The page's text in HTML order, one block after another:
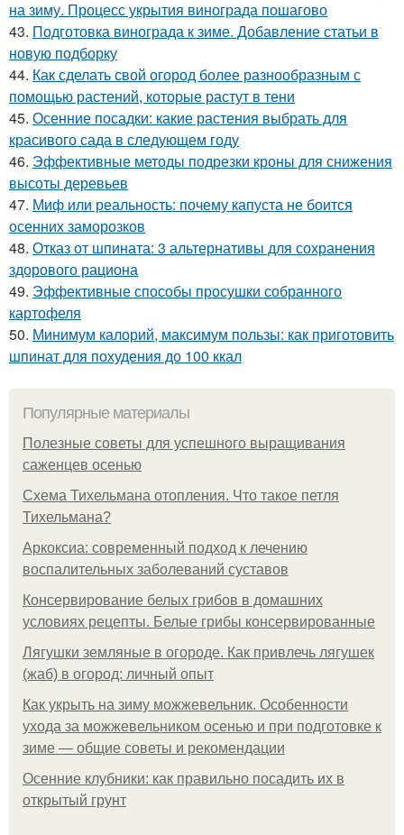
на зиму. Процесс укрытия винограда пошагово
43. Подготовка винограда к зиме. Добавление статьи в
новую подборку
44. Как сделать свой огород более разнообразным с
помощью растений, которые растут в тени
45. Осенние посадки: какие растения выбрать для
красивого сада в следующем году
46. Эффективные методы подрезки кроны для снижения
высоты деревьев
47. Миф или реальность: почему капуста не боится
осенних заморозков
48. Отказ от шпината: 3 альтернативы для сохранения
здорового рациона
49. Эффективные способы просушки собранного
картофеля
50. Минимум калорий, максимум пользы: как приготовить
шпинат для похудения до 100 ккал
Популярные материалы
Полезные советы для успешного выращивания
саженцев осенью
Схема Тихельмана отопления. Что такое петля
Тихельмана?
Аркоксиа: современный подход к лечению
воспалительных заболеваний суставов
Консервирование белых грибов в домашних
условиях рецепты. Белые грибы консервированные
Лягушки земляные в огороде. Как привлечь лягушек
(жаб) в огород: личный опыт
Как укрыть на зиму можжевельник. Особенности
ухода за можжевельником осенью и при подготовке к
зиме — общие советы и рекомендации
Осенние клубники: как правильно посадить их в
открытый грунт